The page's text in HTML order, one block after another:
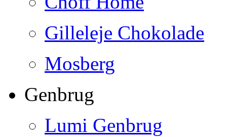
Gilleleje Chokolade
Mosberg
Genbrug
Lumi Genbrug